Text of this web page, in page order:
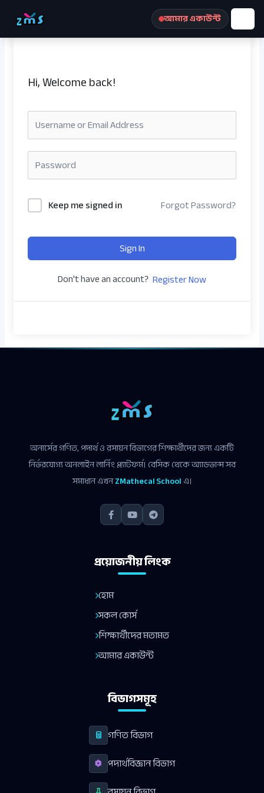
আমার একাউন্ট
Hi, Welcome back!
Keep me signed in Forgot Password?
Sign In
Don't have an account? Register Now
অনার্সের গণিত, পদার্থ ও রসায়ন বিভাগের শিক্ষার্থীদের জন্য একটি
নির্ভরযোগ্য অনলাইন লার্নিং প্ল্যাটফর্ম। বেসিক থেকে অ্যাডভান্স সব
সমাধান এখনZMathecal Schoolএ।
প্রয়োজনীয় লিংক
হোম
সকল কোর্স
শিক্ষার্থীদের মতামত
আমার একাউন্ট
বিভাগসমূহ
গণিত বিভাগ
পদার্থবিজ্ঞান বিভাগ